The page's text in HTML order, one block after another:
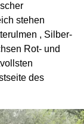
stehen
, Silber-
Rot- und
des